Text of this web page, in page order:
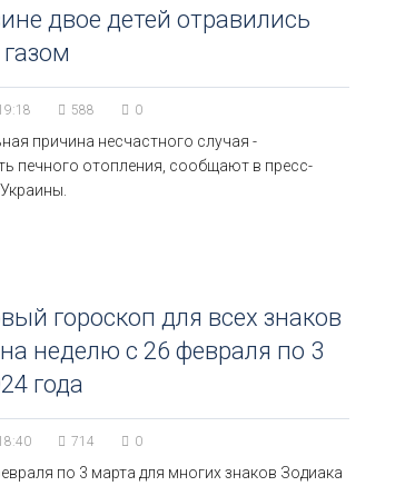
двое детей отравились
588 0
причина несчастного случая -
печного отопления, сообщают в пресс-
гороскоп для всех знаков
неделю с 26 февраля по 3
года
714 0
по 3 марта для многих знаков Зодиака